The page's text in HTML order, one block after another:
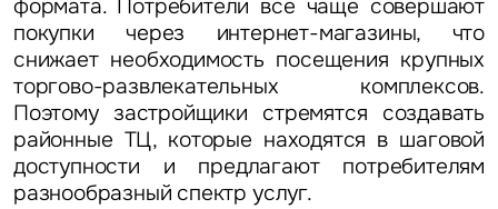
формата. Потребители все чаще совершают
покупки через интернет-магазины, что
снижает необходимость посещения крупных
торгово-развлекательных комплексов.
Поэтому застройщики стремятся создавать
районные ТЦ, которые находятся в шаговой
доступности и предлагают потребителям
разнообразный спектр услуг.